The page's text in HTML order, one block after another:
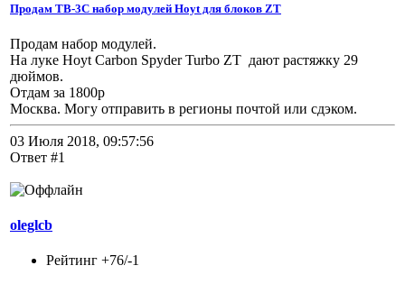
Продам TB-3C набор модулей Hoyt для блоков ZT
Продам набор модулей.
На луке Hoyt Carbon Spyder Turbo ZT дают растяжку 29
дюймов.
Отдам за 1800р
Москва. Могу отправить в регионы почтой или сдэком.
03 Июля 2018, 09:57:56
Ответ #1
oleglcb
Рейтинг +76/-1